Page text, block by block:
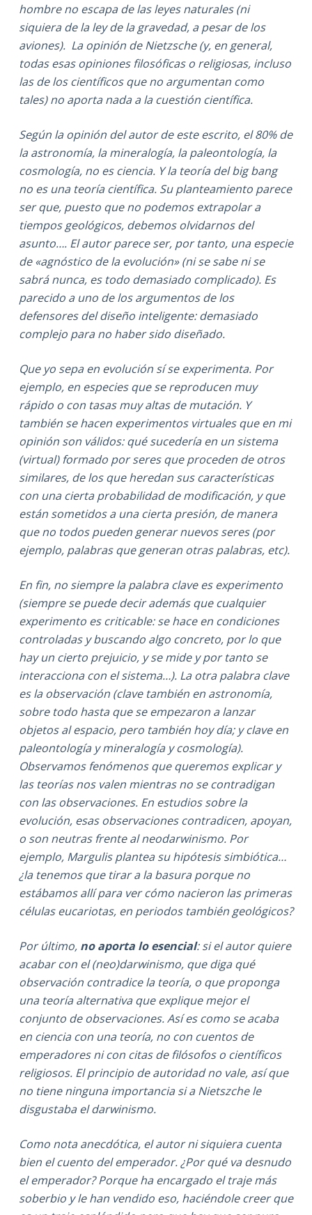
hombre no escapa de las leyes naturales (ni
siquiera de la ley de la gravedad, a pesar de los
aviones). La opinión de Nietzsche (y, en general,
todas esas opiniones filosóficas o religiosas, incluso
las de los científicos que no argumentan como
tales) no aporta nada a la cuestión científica.
Según la opinión del autor de este escrito, el 80% de
la astronomía, la mineralogía, la paleontología, la
cosmología, no es ciencia. Y la teoría del big bang
no es una teoría científica. Su planteamiento parece
ser que, puesto que no podemos extrapolar a
tiempos geológicos, debemos olvidarnos del
asunto…. El autor parece ser, por tanto, una especie
de «agnóstico de la evolución» (ni se sabe ni se
sabrá nunca, es todo demasiado complicado). Es
parecido a uno de los argumentos de los
defensores del diseño inteligente: demasiado
complejo para no haber sido diseñado.
Que yo sepa en evolución sí se experimenta. Por
ejemplo, en especies que se reproducen muy
rápido o con tasas muy altas de mutación. Y
también se hacen experimentos virtuales que en mi
opinión son válidos: qué sucedería en un sistema
(virtual) formado por seres que proceden de otros
similares, de los que heredan sus características
con una cierta probabilidad de modificación, y que
están sometidos a una cierta presión, de manera
que no todos pueden generar nuevos seres (por
ejemplo, palabras que generan otras palabras, etc).
En fin, no siempre la palabra clave es experimento
(siempre se puede decir además que cualquier
experimento es criticable: se hace en condiciones
controladas y buscando algo concreto, por lo que
hay un cierto prejuicio, y se mide y por tanto se
interacciona con el sistema…). La otra palabra clave
es la observación (clave también en astronomía,
sobre todo hasta que se empezaron a lanzar
objetos al espacio, pero también hoy día; y clave en
paleontología y mineralogía y cosmología).
Observamos fenómenos que queremos explicar y
las teorías nos valen mientras no se contradigan
con las observaciones. En estudios sobre la
evolución, esas observaciones contradicen, apoyan,
o son neutras frente al neodarwinismo. Por
ejemplo, Margulis plantea su hipótesis simbiótica…
¿la tenemos que tirar a la basura porque no
estábamos allí para ver cómo nacieron las primeras
células eucariotas, en periodos también geológicos?
Por último, no aporta lo esencial: si el autor quiere
acabar con el (neo)darwinismo, que diga qué
observación contradice la teoría, o que proponga
una teoría alternativa que explique mejor el
conjunto de observaciones. Así es como se acaba
en ciencia con una teoría, no con cuentos de
emperadores ni con citas de filósofos o científicos
religiosos. El principio de autoridad no vale, así que
no tiene ninguna importancia si a Nietszche le
disgustaba el darwinismo.
Como nota anecdótica, el autor ni siquiera cuenta
bien el cuento del emperador. ¿Por qué va desnudo
el emperador? Porque ha encargado el traje más
soberbio y le han vendido eso, haciéndole creer que